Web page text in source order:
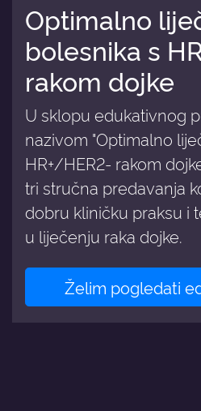
Optimalno
bolesnika s
rakom dojke
U sklopu edukativnog
nazivom "Optimalno
HR+/HER2- rakom
tri stručna predavanja
dobru kliničku praksu i
u liječenju raka dojke.
Želim pogledati